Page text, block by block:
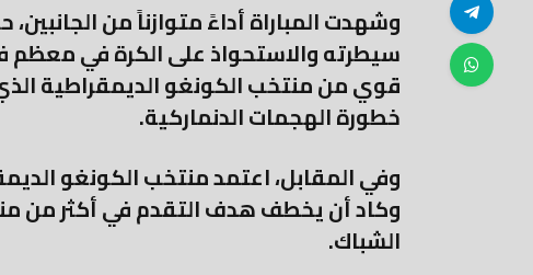
وشهدت المباراة أداءً متوازناً من
سيطرته والاستحواذ على الكرة في معظم
قوي من منتخب الكونغو الديمقراطية
خطورة الهجمات الدنماركية.
وفي المقابل، اعتمد منتخب الكونغو
وكاد أن يخطف هدف التقدم في أكثر من
الشباك.